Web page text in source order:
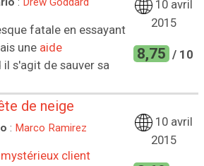
fatale en essayant
une aide
s'agit de sauver sa
10 avril
2015
8,75 / 10
de neige
: Marco Ramirez
mystérieux client
10 avril
2015